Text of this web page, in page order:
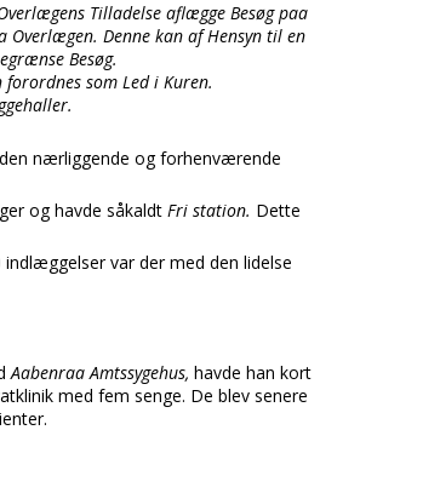
Tilladelse aflægge Besøg paa
Overlægen. Denne kan af Hensyn til en
Besøg.
som Led i Kuren.
nærliggende og forhenværende
og havde såkaldt Fri station. Dette
var der med den lidelse
Aabenraa Amtssygehus, havde han kort
med fem senge. De blev senere